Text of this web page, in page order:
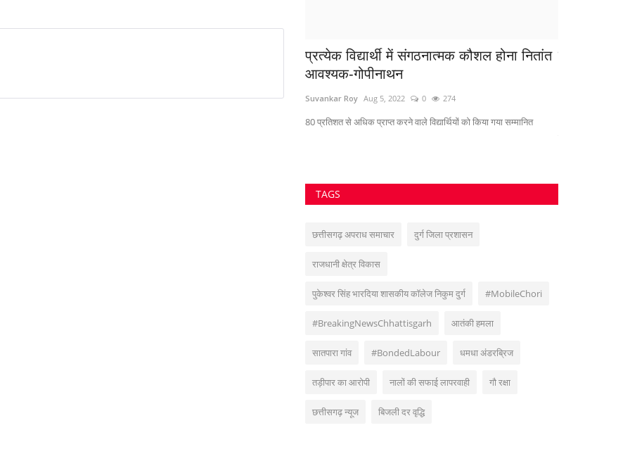
Santosh Kumar Jun 25, 2026 0 228
प्रत्येक विद्यार्थी में संगठनात्मक कौशल होना नितांत
आवश्यक-गोपीनाथन
Suvankar Roy Aug 5, 2022 0 274
80 प्रतिशत से अधिक प्राप्त करने वाले विद्यार्थियों को किया गया सम्मानित
TAGS
छत्तीसगढ़ अपराध समाचार दुर्ग जिला प्रशासन
राजधानी क्षेत्र विकास
पुकेश्वर सिंह भारदिया शासकीय कॉलेज निकुम दुर्ग #MobileChori
#BreakingNewsChhattisgarh आतंकी हमला
सातपारा गांव #BondedLabour धमधा अंडरब्रिज
तड़ीपार का आरोपी नालों की सफाई लापरवाही गौ रक्षा
छत्तीसगढ़ न्यूज बिजली दर वृद्धि